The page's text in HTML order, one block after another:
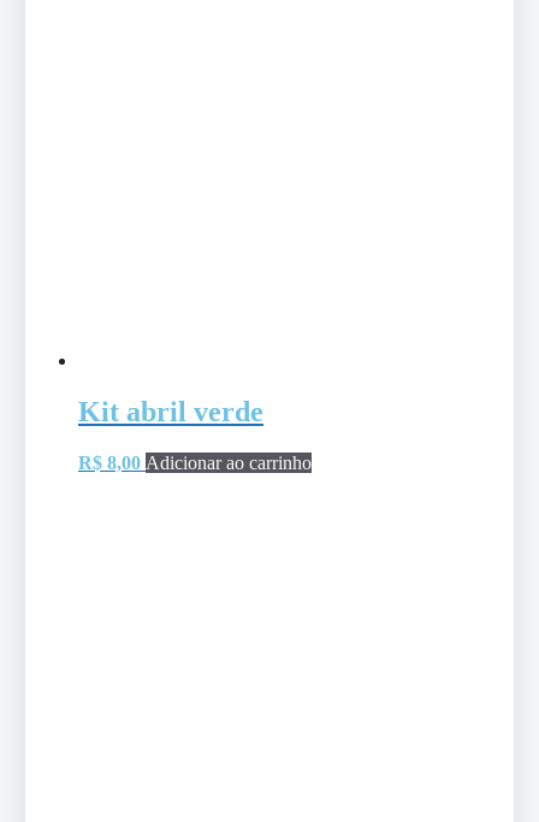
Kit abril verde
R$8,00 Adicionar ao carrinho